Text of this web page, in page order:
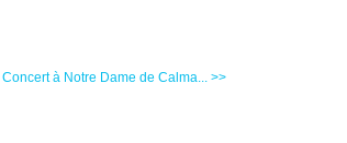
Concert à Notre Dame de Calma... >>